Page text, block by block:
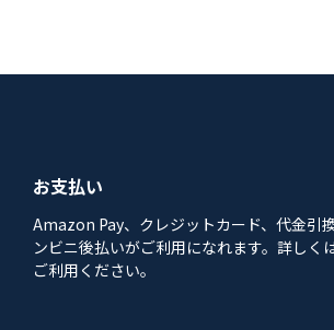
お支払い
Amazon Pay、クレジットカード、代金引
ンビニ後払いがご利用になれます。詳しく
ご利用ください。